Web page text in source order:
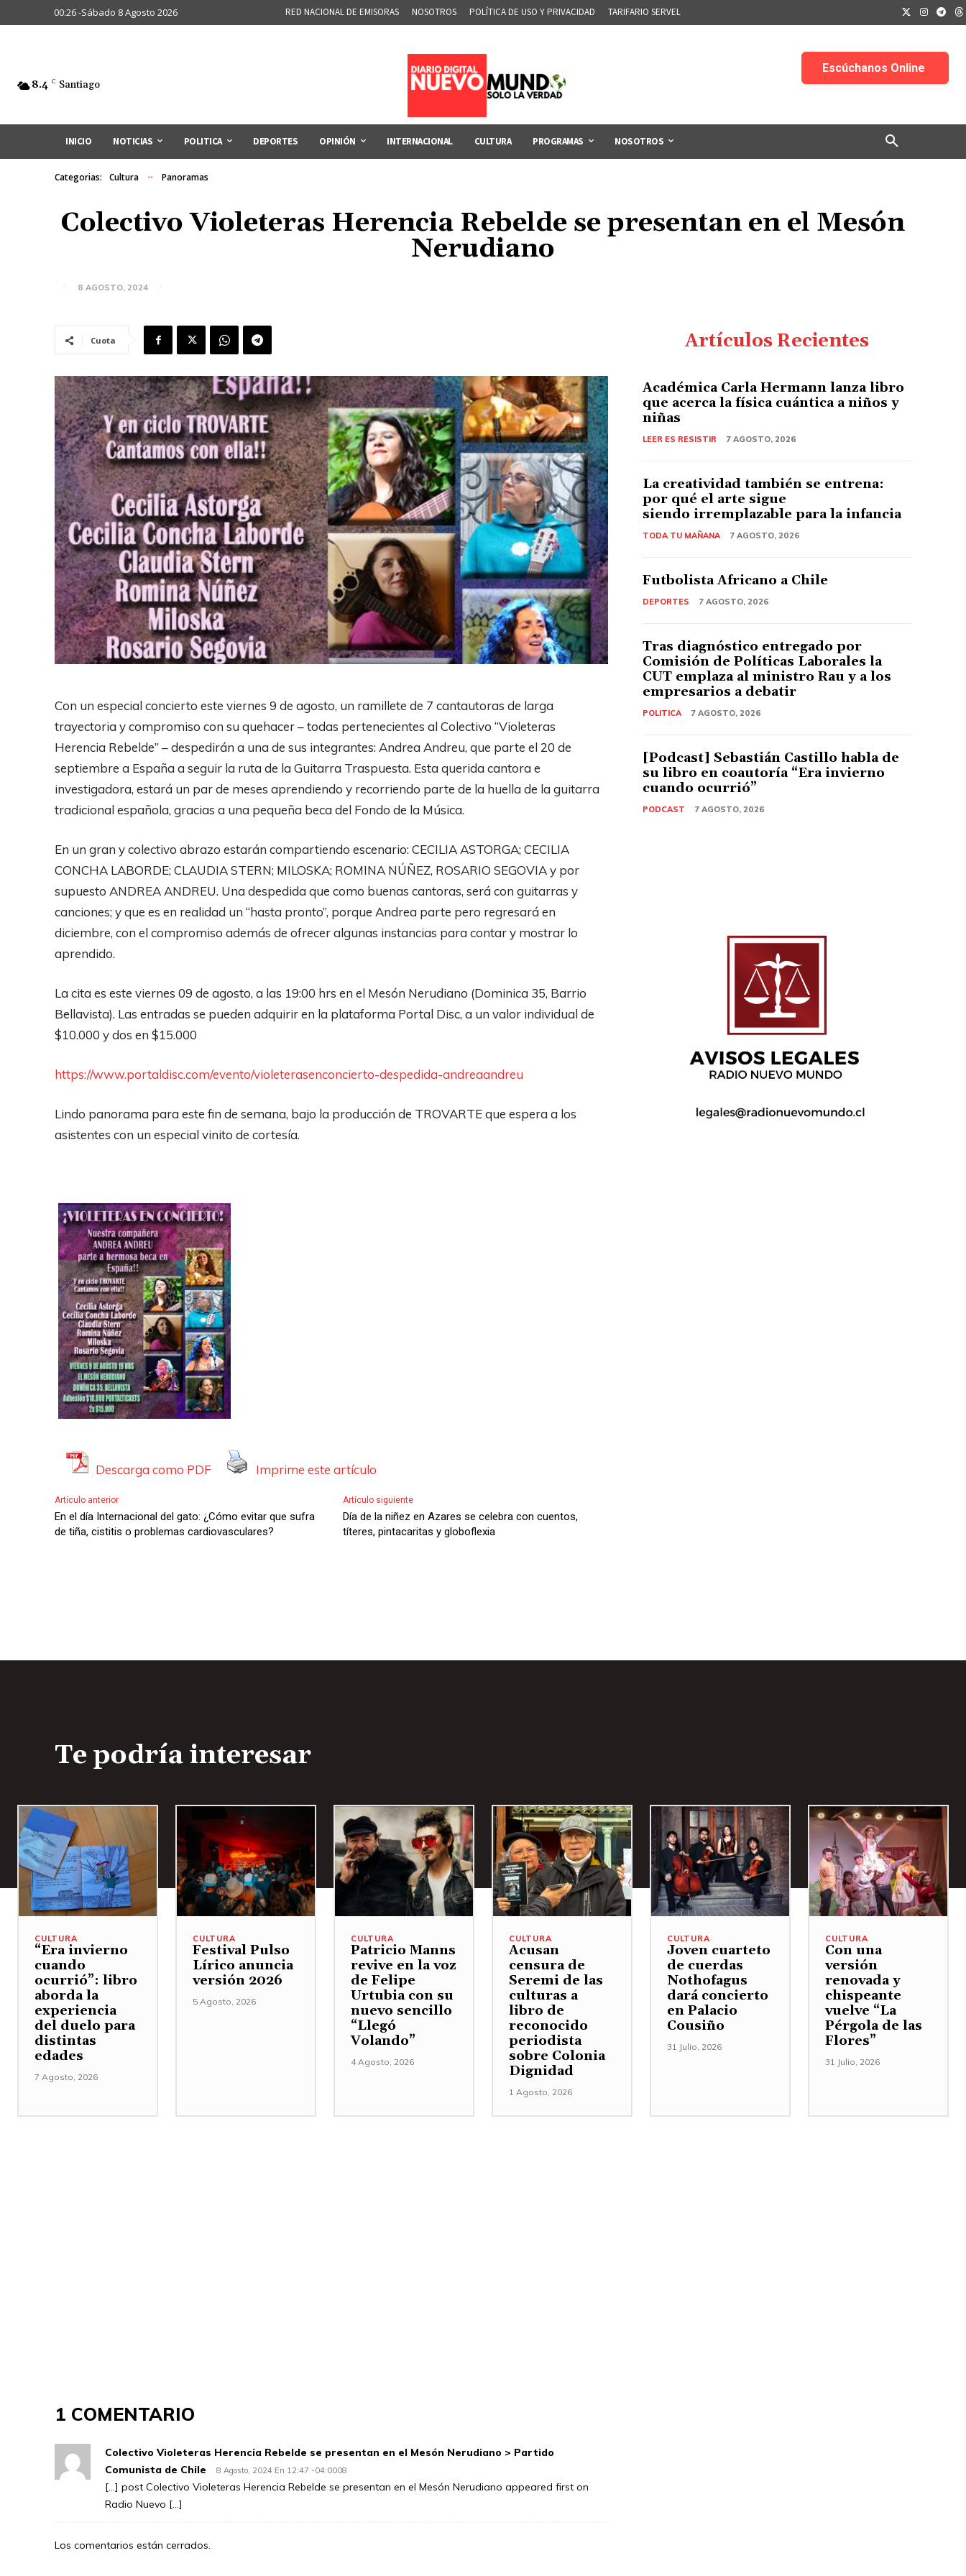
00:26 -Sábado 8 Agosto 2026 RED NACIONAL DE EMISORAS NOSOTROS POLÍTICA DE USO Y PRIVACIDAD TARIFARIO SERVEL
8.4 C Santiago
INICIO NOTICIAS POLITICA DEPORTES OPINIÓN INTERNACIONAL CULTURA PROGRAMAS NOSOTROS
Categorias: Cultura Panoramas
Colectivo Violeteras Herencia Rebelde se presentan en el Mesón
Nerudiano
8 AGOSTO, 2024
Cuota
Con un especial concierto este viernes 9 de agosto, un ramillete de 7 cantautoras de larga
trayectoria y compromiso con su quehacer – todas pertenecientes al Colectivo “Violeteras
Herencia Rebelde” – despedirán a una de sus integrantes: Andrea Andreu, que parte el 20 de
septiembre a España a seguir la ruta de la Guitarra Traspuesta. Esta querida cantora e
investigadora, estará un par de meses aprendiendo y recorriendo parte de la huella de la guitarra
tradicional española, gracias a una pequeña beca del Fondo de la Música.
En un gran y colectivo abrazo estarán compartiendo escenario: CECILIA ASTORGA; CECILIA
CONCHA LABORDE; CLAUDIA STERN; MILOSKA; ROMINA NÚÑEZ, ROSARIO SEGOVIA y por
supuesto ANDREA ANDREU. Una despedida que como buenas cantoras, será con guitarras y
canciones; y que es en realidad un “hasta pronto”, porque Andrea parte pero regresará en
diciembre, con el compromiso además de ofrecer algunas instancias para contar y mostrar lo
aprendido.
La cita es este viernes 09 de agosto, a las 19:00 hrs en el Mesón Nerudiano (Dominica 35, Barrio
Bellavista). Las entradas se pueden adquirir en la plataforma Portal Disc, a un valor individual de
$10.000 y dos en $15.000
https://www.portaldisc.com/evento/violeterasenconcierto-despedida-andreaandreu
Lindo panorama para este fin de semana, bajo la producción de TROVARTE que espera a los
asistentes con un especial vinito de cortesía.
Descarga como PDF Imprime este artículo
Artículo anterior
En el día Internacional del gato: ¿Cómo evitar que sufra
de tiña, cistitis o problemas cardiovasculares?
Artículo siguiente
Día de la niñez en Azares se celebra con cuentos,
títeres, pintacaritas y globoflexia
Artículos Recientes
Académica Carla Hermann lanza libro
que acerca la física cuántica a niños y
niñas
LEER ES RESISTIR 7 AGOSTO, 2026
La creatividad también se entrena:
por qué el arte sigue
siendo irremplazable para la infancia
TODA TU MAÑANA 7 AGOSTO, 2026
Futbolista Africano a Chile
DEPORTES 7 AGOSTO, 2026
Tras diagnóstico entregado por
Comisión de Políticas Laborales la
CUT emplaza al ministro Rau y a los
empresarios a debatir
POLITICA 7 AGOSTO, 2026
[Podcast] Sebastián Castillo habla de
su libro en coautoría “Era invierno
cuando ocurrió”
PODCAST 7 AGOSTO, 2026
Te podría interesar
CULTURA
“Era invierno
cuando
ocurrió”: libro
aborda la
experiencia
del duelo para
distintas
edades
7 Agosto, 2026
CULTURA
Festival Pulso
Lírico anuncia
versión 2026
5 Agosto, 2026
CULTURA
Patricio Manns
revive en la voz
de Felipe
Urtubia con su
nuevo sencillo
“Llegó
Volando”
4 Agosto, 2026
CULTURA
Acusan
censura de
Seremi de las
culturas a
libro de
reconocido
periodista
sobre Colonia
Dignidad
1 Agosto, 2026
CULTURA
Joven cuarteto
de cuerdas
Nothofagus
dará concierto
en Palacio
Cousiño
31 Julio, 2026
CULTURA
Con una
versión
renovada y
chispeante
vuelve “La
Pérgola de las
Flores”
31 Julio, 2026
1 COMENTARIO
Colectivo Violeteras Herencia Rebelde se presentan en el Mesón Nerudiano > Partido
Comunista de Chile
8 Agosto, 2024 En 12:47 -04:0008
[…] post Colectivo Violeteras Herencia Rebelde se presentan en el Mesón Nerudiano appeared first on
Radio Nuevo […]
Los comentarios están cerrados.